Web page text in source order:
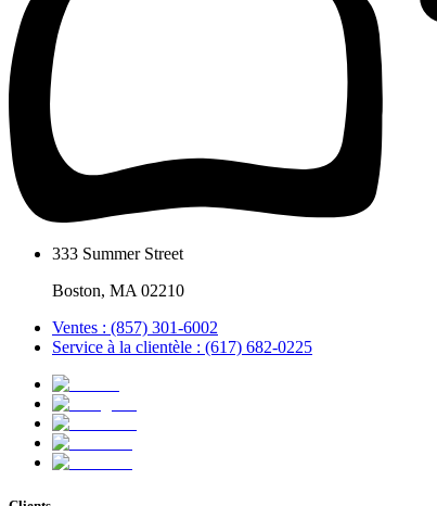
333 Summer Street
Boston, MA 02210
Ventes : (857) 301-6002
Service à la clientèle : (617) 682-0225